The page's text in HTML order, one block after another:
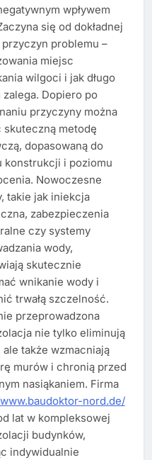
wpływem
się od dokładnej
przyczyn problemu –
miejsc
wilgoci i jak długo
zalega. Dopiero po
przyczyny można
skuteczną metodę
dopasowaną do
konstrukcji i poziomu
Nowoczesne
takie jak iniekcja
zabezpieczenia
czy systemy
wody,
skutecznie
wnikanie wody i
trwałą szczelność.
przeprowadzona
nie tylko eliminują
także wzmacniają
murów i chronią przed
nasiąkaniem. Firma
nord.de/
lat w kompleksowej
budynków,
indywidualnie